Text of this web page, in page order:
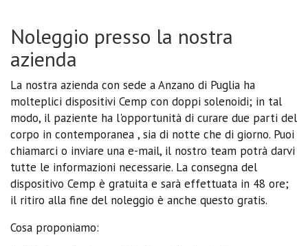
Noleggio presso la nostra
azienda
La nostra azienda con sede a Anzano di Puglia ha
molteplici dispositivi Cemp con doppi solenoidi; in tal
modo, il paziente ha l'opportunità di curare due parti del
corpo in contemporanea , sia di notte che di giorno. Puoi
chiamarci o inviare una e-mail, il nostro team potrà darvi
tutte le informazioni necessarie. La consegna del
dispositivo Cemp è gratuita e sarà effettuata in 48 ore;
il ritiro alla fine del noleggio è anche questo gratis.
Cosa proponiamo: